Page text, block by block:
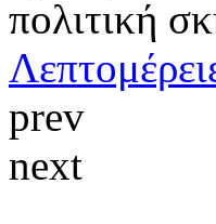
πολιτική
prev
next